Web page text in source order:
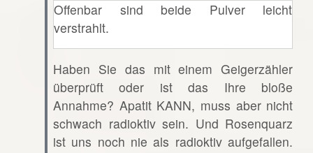
Offenbar sind beide Pulver leicht
verstrahlt.
Haben Sie das mit einem Geigerzähler
überprüft oder ist das Ihre bloße
Annahme? Apatit KANN, muss aber nicht
schwach radioktiv sein. Und Rosenquarz
ist uns noch nie als radioktiv aufgefallen.